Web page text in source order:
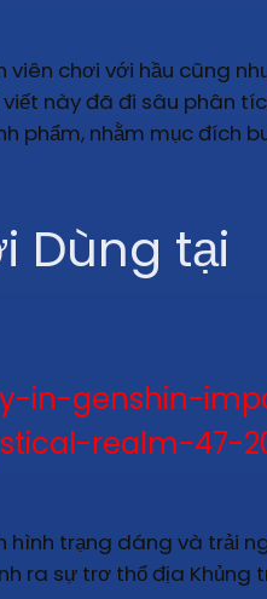
chơi với hầu cũng
này đã đi sâu phân
nhằm mục đích
Dùng tại
in-genshin-
realm-47-
hình trạng dáng và trải
ra sự trơ thổ địa